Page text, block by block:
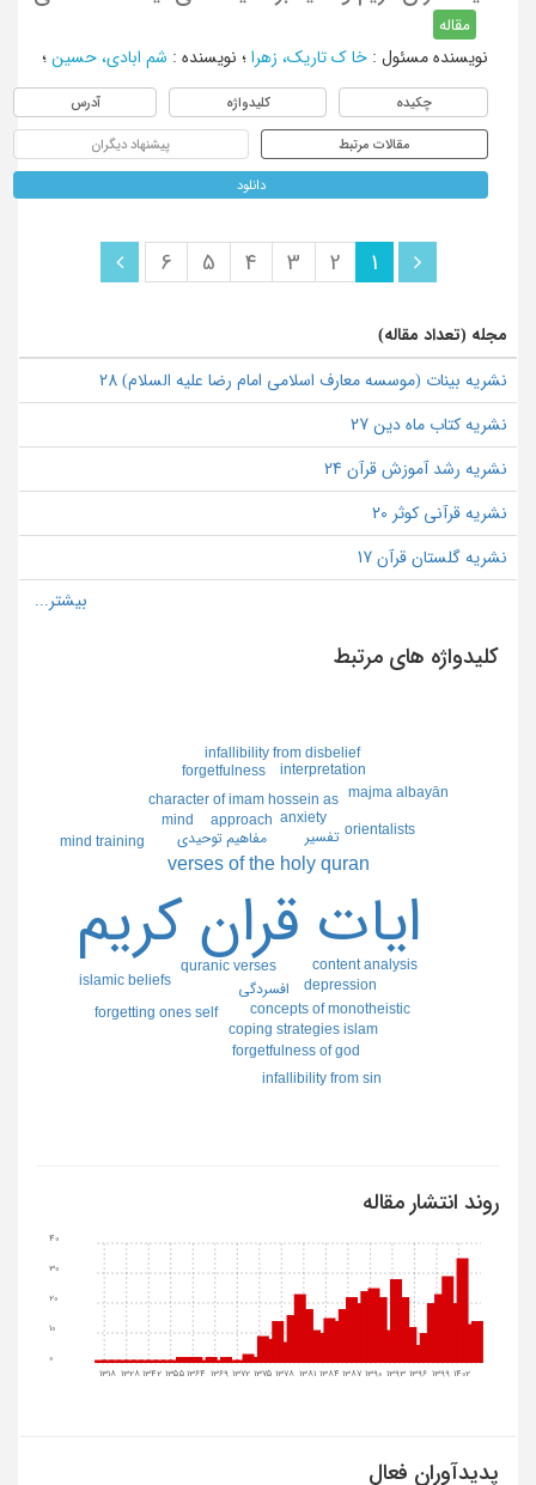
مقاله
نویسنده مسئول : خا ک تاریک، زهرا ؛ نویسنده: شم ابادی، حسین؛
چکیده کلیدواژه آدرس
مقالات مرتبط پیشنهاد دیگران
دانلود
1
2
3
4
5
6
مجله (تعداد مقاله)
نشریه بینات (موسسه معارف اسلامی امام رضا علیه السلام) 28
نشریه کتاب ماه دین 27
نشریه رشد آموزش قرآن 24
نشریه قرآنی کوثر 20
نشریه گلستان قرآن 17
کلیدواژه های مرتبط
ايات قران كريم
verses of the holy quran
quranic verses
افسردگي
تفسير مفاهيم توحيدي
anxiety
approach
character of imam hossein as
concepts of monotheistic
content analysis
coping strategies islam
depression
forgetfulness
forgetfulness of god
forgetting ones self
infallibility from disbelief
infallibility from sin
interpretation
islamic beliefs
majma albayān
mind
mind training
orientalists
روند انتشار مقاله
1318 1328 1342 13551364 1369 1372 1375 1378 1381 1384 1387 1390 1393 1396 1399 1402
10
20
30
40
پدیدآوران فعال